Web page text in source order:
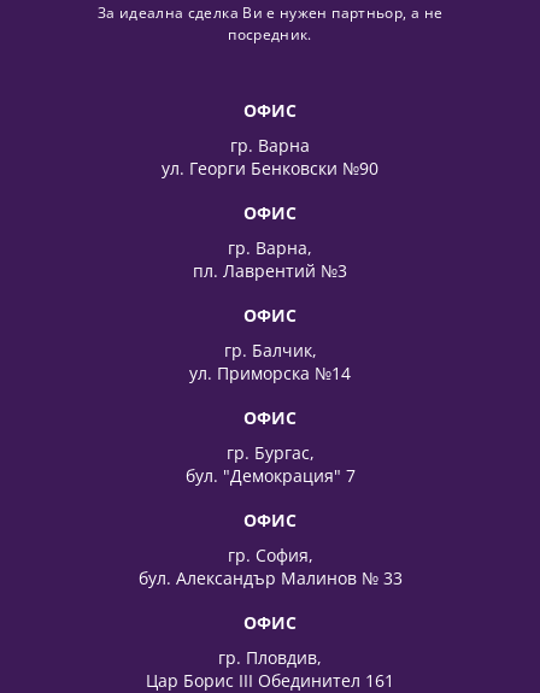
За идеална сделка Ви е нужен партньор, а не
посредник.
ОФИС
гр. Варна
ул. Георги Бенковски №90
ОФИС
гр. Варна,
пл. Лаврентий №3
ОФИС
гр. Балчик,
ул. Приморска №14
ОФИС
гр. Бургас,
бул. "Демокрация" 7
ОФИС
гр. София,
бул. Александър Малинов № 33
ОФИС
гр. Пловдив,
Цар Борис III Обединител 161